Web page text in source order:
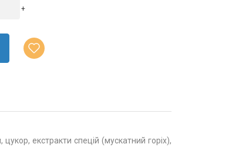
+
екстракти спецій (мускатний горіх),